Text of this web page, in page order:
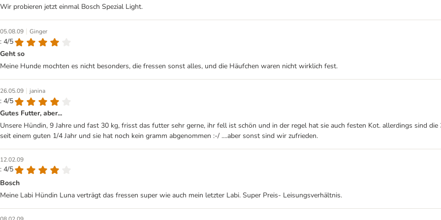
Wir probieren jetzt einmal Bosch Spezial Light.
05.08.09 | Ginger
: 4/5
Geht so
Meine Hunde mochten es nicht besonders, die fressen sonst alles, und die Häufchen waren nicht wirklich fest.
26.05.09 | janina
: 4/5
Gutes Futter, aber...
Unsere Hündin, 9 Jahre und fast 30 kg, frisst das futter sehr gerne, ihr fell ist schön und in der regel hat sie auch festen Kot. allerdings sind
seit einem guten 1/4 Jahr und sie hat noch kein gramm abgenommen :-/ ....aber sonst sind wir zufrieden.
12.02.09
: 4/5
Bosch
Meine Labi Hündin Luna verträgt das fressen super wie auch mein letzter Labi. Super Preis- Leisungsverhältnis.